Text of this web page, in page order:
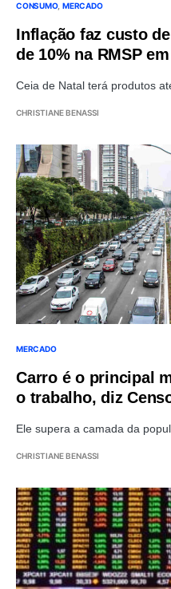
CONSUMO MERCADO
Inflação faz custo
de 10% na RMSP
Ceia de Natal terá produtos
CHRISTIANE BENASSI
MERCADO
Carro é o principal
o trabalho, diz
Ele supera a camada da
CHRISTIANE BENASSI